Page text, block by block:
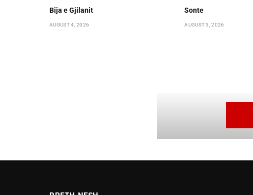
Bija e Gjilanit
AUGUST 4, 2026
Sonte
AUGUST 3, 2026